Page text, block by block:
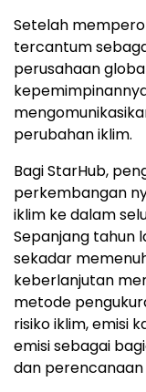
Setelah
tercantum
perusahaan
perubahan iklim.
Bagi StarHub,
perkembangan
iklim ke dalam
Sepanjang tahun
sekadar
keberlanjutan
metode
risiko iklim, emisi
emisi sebagai
dan perencanaan